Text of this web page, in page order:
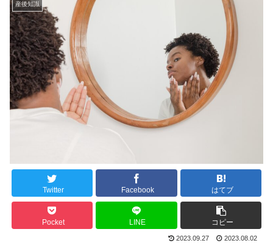
産後知識
Twitter Facebook はてブ
Pocket LINE コピー
2023.09.27 2023.08.02